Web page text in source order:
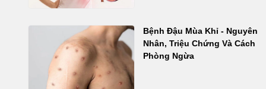
Bệnh Đậu Mùa Khỉ - Nguyên
Nhân, Triệu Chứng Và Cách
Phòng Ngừa